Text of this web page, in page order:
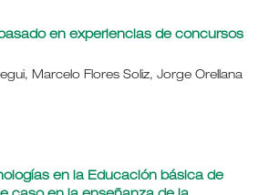
en experiencias de concursos
Marcelo Flores Soliz, Jorge Orellana
en la Educación básica de